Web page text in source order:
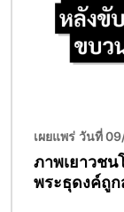
เผยแพร่ วันที่
ภาพเยาวช
พระธุดงค์ถูก